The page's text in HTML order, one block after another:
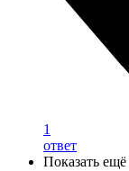
1
ответ
Показать ещё